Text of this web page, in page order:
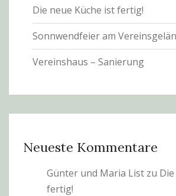
Die neue Küche ist fertig!
Sonnwendfeier am
Vereinshaus – Sanierung
Neueste Kommentare
Günter und Maria List zu
fertig!